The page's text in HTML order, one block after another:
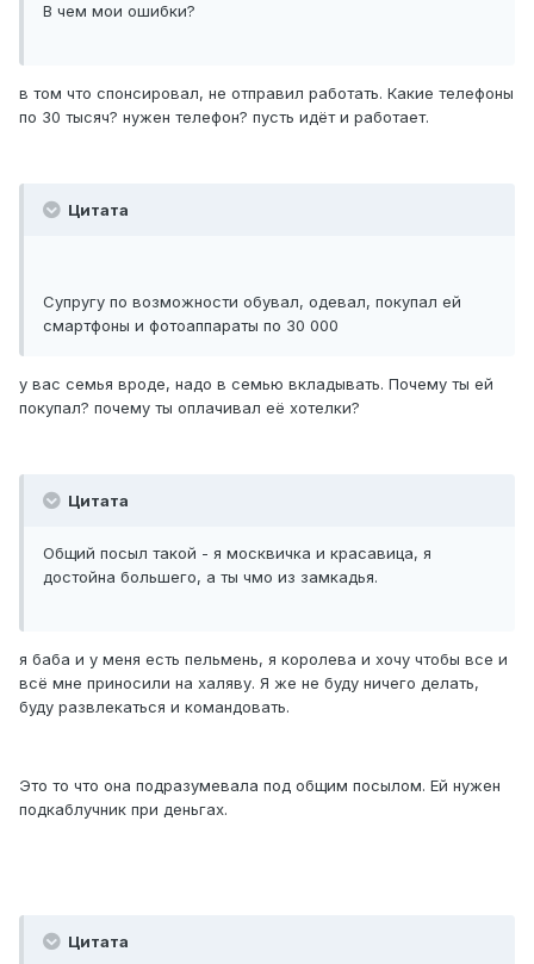
В чем мои ошибки?
в том что спонсировал, не отправил работать. Какие телефоны
по 30 тысяч? нужен телефон? пусть идёт и работает.
Цитата
Супругу по возможности обувал, одевал, покупал ей
смартфоны и фотоаппараты по 30 000
у вас семья вроде, надо в семью вкладывать. Почему ты ей
покупал? почему ты оплачивал её хотелки?
Цитата
Общий посыл такой - я москвичка и красавица, я
достойна большего, а ты чмо из замкадья.
я баба и у меня есть пельмень, я королева и хочу чтобы все и
всё мне приносили на халяву. Я же не буду ничего делать,
буду развлекаться и командовать.
Это то что она подразумевала под общим посылом. Ей нужен
подкаблучник при деньгах.
Цитата